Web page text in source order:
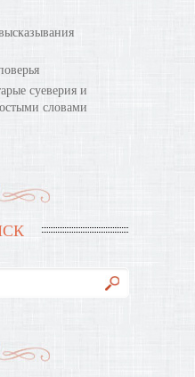
суеверия и
словами